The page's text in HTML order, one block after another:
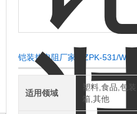
铠装热电阻厂家WZPK-531/
适用领域
塑料,食品,包
箱,其他